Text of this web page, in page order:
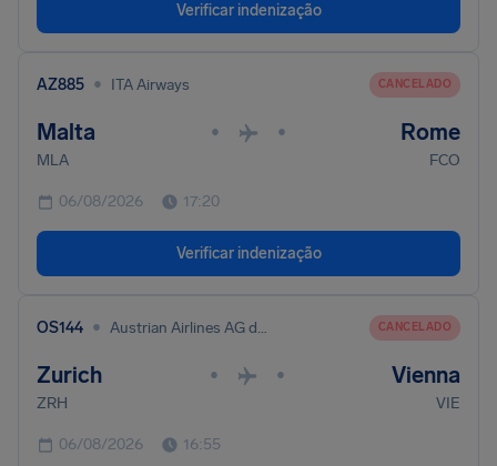
Verificar indenização
AZ885 • ITA Airways CANCELADO
Malta • • Rome
MLA FCO
06/08/2026 17:20
Verificar indenização
OS144 • Austrian Airlines AG dba Austrian CANCELADO
Zurich • • Vienna
ZRH VIE
06/08/2026 16:55